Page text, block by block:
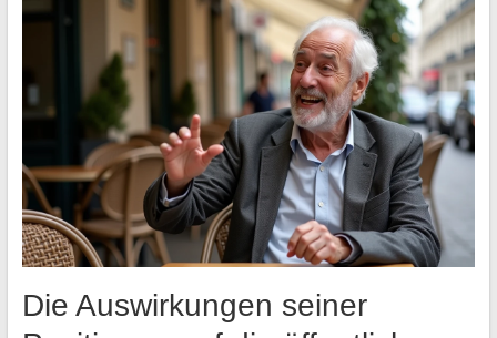
Die Auswirkungen seiner